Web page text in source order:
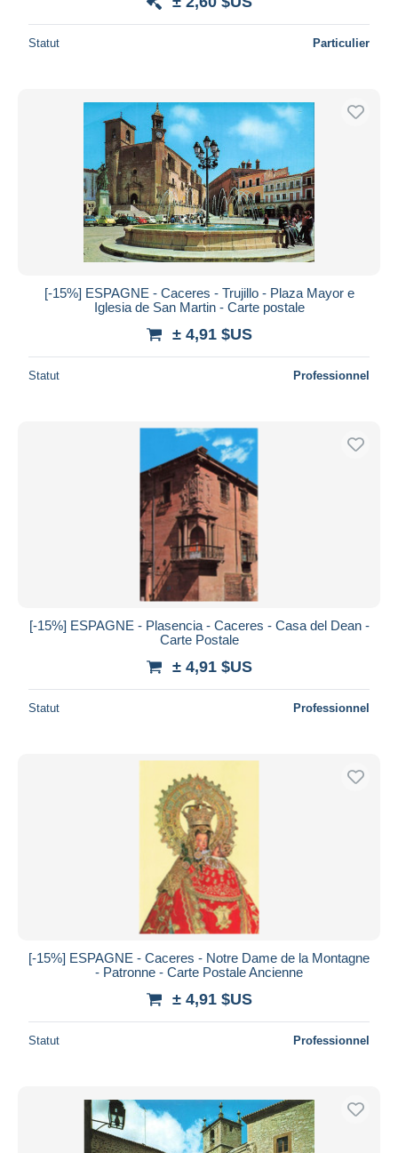
Statut Particulier
[-15%] ESPAGNE - Caceres - Trujillo - Plaza Mayor e
Iglesia de San Martin - Carte postale
± 4,91 $US
Statut Professionnel
[-15%] ESPAGNE - Plasencia - Caceres - Casa del Dean -
Carte Postale
± 4,91 $US
Statut Professionnel
[-15%] ESPAGNE - Caceres - Notre Dame de la Montagne
- Patronne - Carte Postale Ancienne
± 4,91 $US
Statut Professionnel